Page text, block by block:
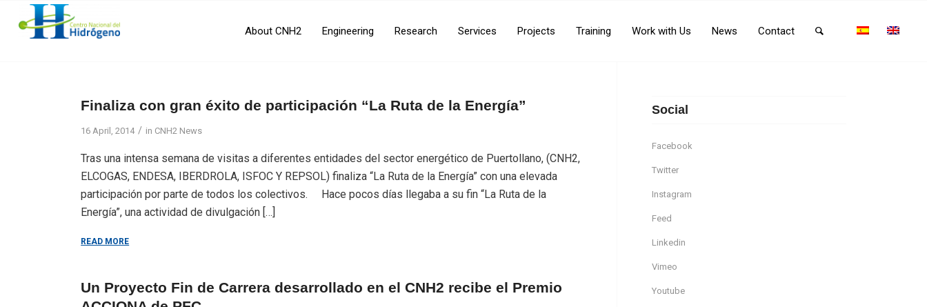
About CNH2 Engineering Research Services Projects Training Work with Us News Contact
Finaliza con gran éxito de participación “La Ruta de la Energía”
16 April, 2014 / in CNH2 News
Tras una intensa semana de visitas a diferentes entidades del sector energético de Puertollano, (CNH2,
ELCOGAS, ENDESA, IBERDROLA, ISFOC Y REPSOL) finaliza “La Ruta de la Energía” con una elevada
participación por parte de todos los colectivos. Hace pocos días llegaba a su fin “La Ruta de la
Energía”, una actividad de divulgación […]
READ MORE
Un Proyecto Fin de Carrera desarrollado en el CNH2 recibe el Premio
Social
Facebook
Twitter
Instagram
Feed
Linkedin
Vimeo
Youtube